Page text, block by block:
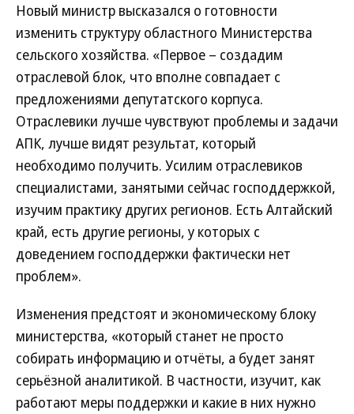
Новый министр высказался о готовности
изменить структуру областного Министерства
сельского хозяйства. «Первое – создадим
отраслевой блок, что вполне совпадает с
предложениями депутатского корпуса.
Отраслевики лучше чувствуют проблемы и задачи
АПК, лучше видят результат, который
необходимо получить. Усилим отраслевиков
специалистами, занятыми сейчас господдержкой,
изучим практику других регионов. Есть Алтайский
край, есть другие регионы, у которых с
доведением господдержки фактически нет
проблем».
Изменения предстоят и экономическому блоку
министерства, «который станет не просто
собирать информацию и отчёты, а будет занят
серьёзной аналитикой. В частности, изучит, как
работают меры поддержки и какие в них нужно